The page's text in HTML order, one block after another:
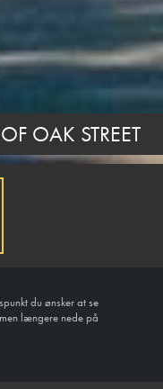
OAK STREET
du ønsker at se
længere nede på